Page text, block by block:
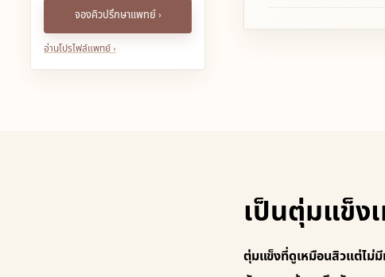
จองคิวปรึกษาแพทย์ ›
อ่านโปรไฟล์แพทย์ ›
เป็นตุ่มแข็ง
ตุ่มแข็งที่ดูเหมือนสิวแต่ไม่